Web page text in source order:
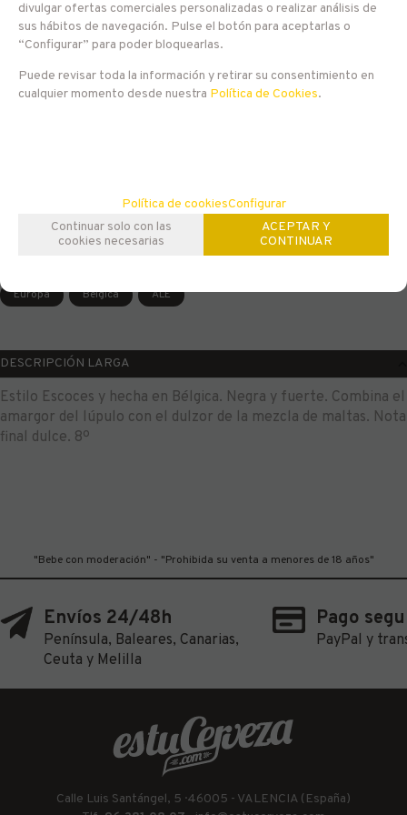
EN STOCK Entrega 24/48 h
3
Europa Bélgica ALE
DESCRIPCIÓN LARGA
Estilo Escoces y hecha en Bélgica. Negra y fuerte. Combina el
amargor del lúpulo con el dulzor de la mezcla de maltas. Nota
final dulce. 8º
"Bebe con moderación" - "Prohibida su venta a menores de 18 años"
Envíos 24/48h
Península, Baleares, Canarias,
Ceuta y Melilla
Pago
PayPal y
Calle Luis Santángel, 5 · 46005 - VALENCIA (España)
divulgar ofertas comerciales personalizadas o realizar análisis de
sus hábitos de navegación. Pulse el botón para aceptarlas o
“Configurar” para poder bloquearlas.
Puede revisar toda la información y retirar su consentimiento en
cualquier momento desde nuestra Política de Cookies.
Política de cookiesConfigurar
Continuar solo con las
cookies necesarias
ACEPTAR Y
CONTINUAR